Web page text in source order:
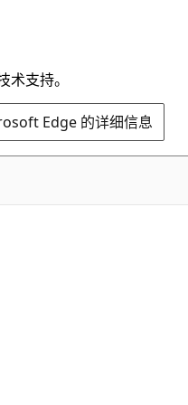
支持。
Edge 的详细信息